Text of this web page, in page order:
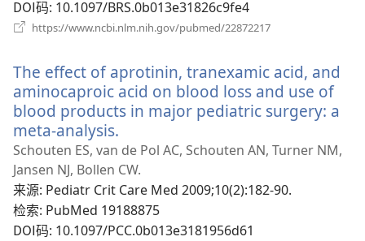
DOI码‎: 10.1097/BRS.0b013e31826c9fe4
https://www.ncbi.nlm.nih.gov/pubmed/22872217
窗
口）
The effect of aprotinin, tranexamic acid, and
aminocaproic acid on blood loss and use of
blood products in major pediatric surgery: a
meta-analysis.
开
新
窗
口）
Schouten ES, van de Pol AC, Schouten AN, Turner NM,
Jansen NJ, Bollen CW.
来源‎: Pediatr Crit Care Med 2009;10(2):182-90.
检索‎: PubMed 19188875
DOI码‎: 10.1097/PCC.0b013e3181956d61